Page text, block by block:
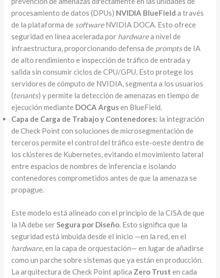
procesamiento de datos (DPUs) NVIDIA BlueField a través
de la plataforma de softwareNVIDIA DOCA. Esto ofrece
seguridad en línea acelerada por hardwarea nivel de
infraestructura, proporcionando defensa de promptsde IA
de alto rendimiento e inspección de tráfico de entrada y
salida sin consumir ciclos de CPU/GPU. Esto protege los
servidores de cómputo de NVIDIA, segmenta a los usuarios
(tenants) y permite la detección de amenazas en tiempo de
ejecución mediante DOCA Argusen BlueField.
Capa de Carga de Trabajo y Contenedores: la integración
de Check Point con soluciones de microsegmentación de
terceros permite el control del tráfico este-oeste dentro de
los clústeres de Kubernetes, evitando el movimiento lateral
entre espacios de nombres de inferencia e isolando
contenedores comprometidos antes de que la amenaza se
propague.
Este modelo está alineado con el principio de la CISA de que
la IA debe serSegura por Diseño. Esto significa que la
seguridad está imbuida desde el inicio —en la red, en el
hardware, en la capa de orquestación— en lugar de añadirse
como un parche sobre sistemas que ya están en producción.
La arquitectura de Check Point aplica Zero Trust en cada